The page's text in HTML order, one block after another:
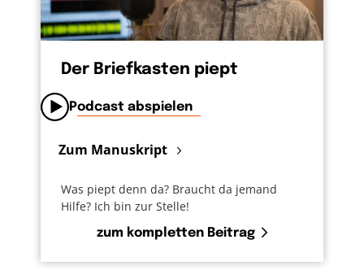
Der Briefkasten piept
Podcast abspielen
Zum Manuskript
Was piept denn da? Braucht da jemand
Hilfe? Ich bin zur Stelle!
zum kompletten Beitrag